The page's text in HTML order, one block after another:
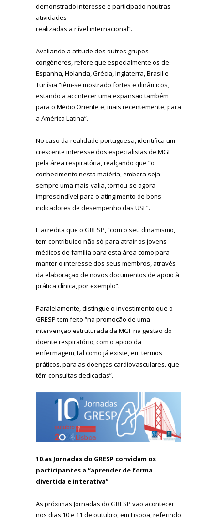
demonstrado interesse e participado noutras
atividades
realizadas a nível internacional”.
Avaliando a atitude dos outros grupos
congéneres, refere que especialmente os de
Espanha, Holanda, Grécia, Inglaterra, Brasil e
Tunísia “têm-se mostrado fortes e dinâmicos,
estando a acontecer uma expansão também
para o Médio Oriente e, mais recentemente, para
a América Latina”.
No caso da realidade portuguesa, identifica um
crescente interesse dos especialistas de MGF
pela área respiratória, realçando que “o
conhecimento nesta matéria, embora seja
sempre uma mais-valia, tornou-se agora
imprescindível para o atingimento de bons
indicadores de desempenho das USF”.
E acredita que o GRESP, “com o seu dinamismo,
tem contribuído não só para atrair os jovens
médicos de família para esta área como para
manter o interesse dos seus membros, através
da elaboração de novos documentos de apoio à
prática clínica, por exemplo”.
Paralelamente, distingue o investimento que o
GRESP tem feito “na promoção de uma
intervenção estruturada da MGF na gestão do
doente respiratório, com o apoio da
enfermagem, tal como já existe, em termos
práticos, para as doenças cardiovasculares, que
têm consultas dedicadas”.
10.as Jornadas do GRESP convidam os
participantes a “aprender de forma
divertida e interativa”
As próximas Jornadas do GRESP vão acontecer
nos dias 10 e 11 de outubro, em Lisboa, referindo